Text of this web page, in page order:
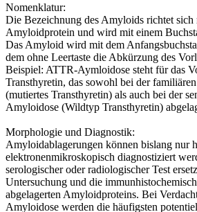
Nomenklatur:
Die Bezeichnung des Amyloids richtet sich
Amyloidprotein und wird mit einem
Das Amyloid wird mit dem
dem ohne Leertaste die Abkürzung des
Beispiel: ATTR-Aymloidose steht für das
Transthyretin, das sowohl bei der
(mutiertes Transthyretin) als auch bei der
Amyloidose (Wildtyp Transthyretin)
Morphologie und Diagnostik:
Amyloidablagerungen können bislang nur
elektronenmikroskopisch diagnostiziert
serologischer oder radiologischer Test
Untersuchung und die
abgelagerten Amyloidproteins. Bei
Amyloidose werden die häufigsten